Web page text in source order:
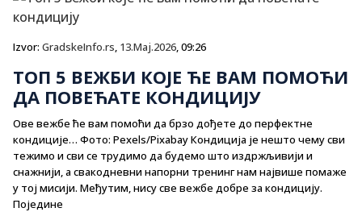
Izvor: GradskeInfo.rs, 13.Maj.2026, 09:26
ТОП 5 ВЕЖБИ КОЈЕ ЋЕ ВАМ ПОМОЋИ
ДА ПОВЕЋАТЕ КОНДИЦИЈУ
Ове вежбе ће вам помоћи да брзо дођете до перфектне
кондиције… Фото: Pexels/Pixabay Кондиција је нешто чему сви
тежимо и сви се трудимо да будемо што издржљивији и
снажнији, а свакодневни напорни тренинг нам највише помаже
у тој мисији. Међутим, нису све вежбе добре за кондицију.
Поједине